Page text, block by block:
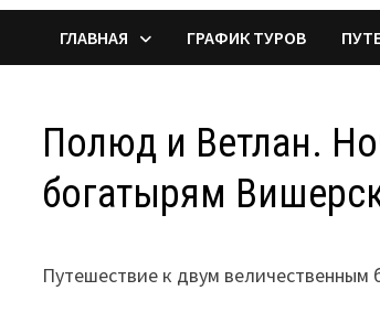
ГЛАВНАЯ ГРАФИК ТУРОВ
Полюд и Ветлан.
богатырям
Путешествие к двум